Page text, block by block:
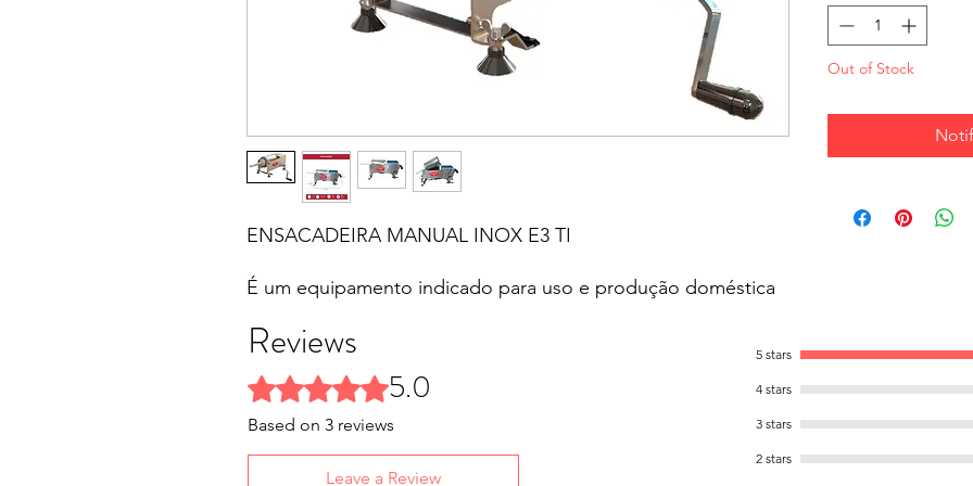
ENSACADEIRA MANUAL INOX E3 TI
É um equipamento indicado para uso e produção doméstica
-Sistema de redução equilibrado, proporcionando
movimentos leves ao operador.
equipamento
Out of Stock
Reviews
Rated 5 out of 5 stars.5.0
Based on 3 reviews
Leave a Review
5 stars
4 stars
3 stars
2 stars